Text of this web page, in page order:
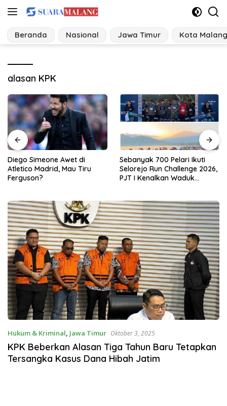
Langsung
konten
Beranda Nasional Jawa Timur Kota Malang
alasan KPK
Sebanyak 700 Pelari Ikuti
Selorejo Run Challenge 2026,
PJT I Kenalkan Waduk
KPK Diduga Tebang Pilih Soal
Anwar Sadad, LIRA: Tidak
Ada Alasan untuk Tak
Hukum & Kriminal, Jawa Timur Oktober 3, 2025
KPK Beberkan Alasan Tiga Tahun Baru Tetapkan
Tersangka Kasus Dana Hibah Jatim